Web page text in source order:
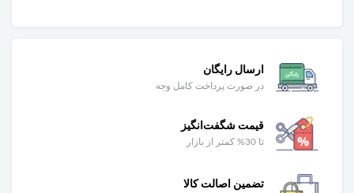
ارسال رایگان
در صورت پرداخت کامل وجه
قیمت شگفت‌انگیز
تا 30% کمتر از بازار
تضمین اصالت کالا